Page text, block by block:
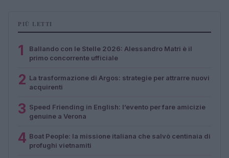
PIÙ LETTI
1
Ballando con le Stelle 2026: Alessandro Matri è il
primo concorrente ufficiale
2 La trasformazione di Argos: strategie per attrarre nuovi
acquirenti
3 Speed Friending in English: l’evento per fare amicizie
genuine a Verona
4 Boat People: la missione italiana che salvò centinaia di
profughi vietnamiti